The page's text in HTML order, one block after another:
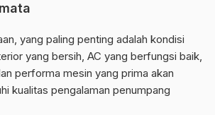
yang paling penting adalah kondisi
yang bersih, AC yang berfungsi baik,
performa mesin yang prima akan
kualitas pengalaman penumpang